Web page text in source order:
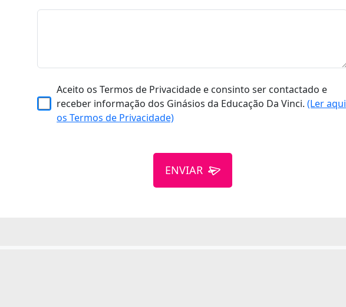
Aceito os Termos de Privacidade e consinto ser contactado e
receber informação dos Ginásios da Educação Da Vinci.(Ler aqui
os Termos de Privacidade)
ENVIAR